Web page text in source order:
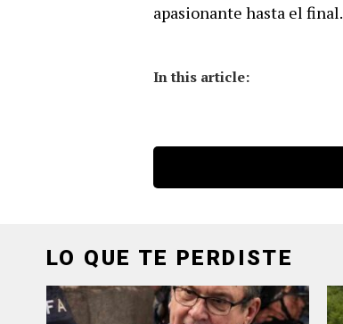
apasionante hasta el final.
In this article:
LO QUE TE PERDISTE